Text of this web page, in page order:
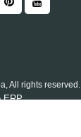
All rights reserved.
ERP